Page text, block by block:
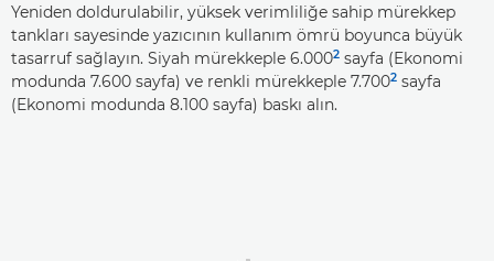
Yeniden doldurulabilir, yüksek verimliliğe sahip mürekkep
tankları sayesinde yazıcının kullanım ömrü boyunca büyük
tasarruf sağlayın. Siyah mürekkeple 6.0002 sayfa (Ekonomi
modunda 7.600 sayfa) ve renkli mürekkeple 7.7002 sayfa
(Ekonomi modunda 8.100 sayfa) baskı alın.